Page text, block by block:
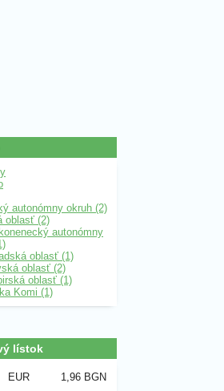
autonómny okruh (2)
oblasť (2)
autonómny
oblasť (1)
oblasť (2)
oblasť (1)
Komi (1)
lístok
EUR
1,96 BGN